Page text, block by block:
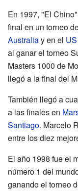
En 1997, "El
final en un torneo
Australiay en el
al ganar el torneo
Masters 1000 de
llegó a la final del
También llegó a
a las finales en
Santiago. Marcelo
entre los diez
El año 1998 fue el
número 1 del
ganando el torneo